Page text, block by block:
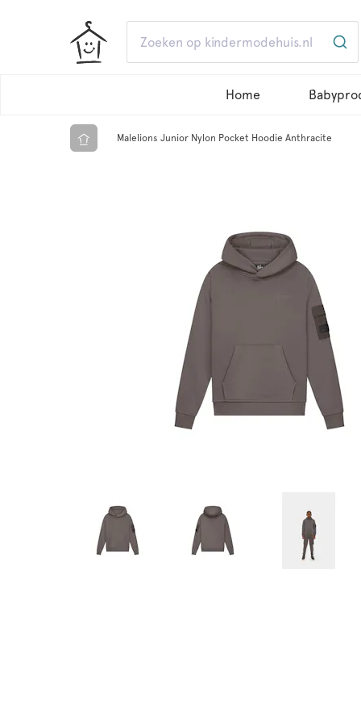
Home
Malelions Junior Nylon Pocket Hoodie Anthracite